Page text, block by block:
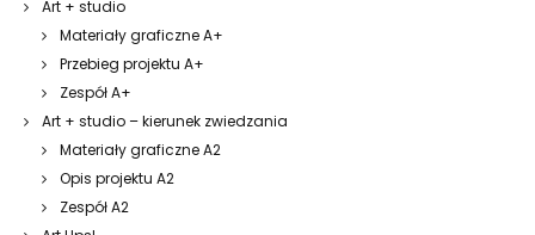
Art + studio
Materiały graficzne A+
Przebieg projektu A+
Zespół A+
Art + studio – kierunek zwiedzania
Materiały graficzne A2
Opis projektu A2
Zespół A2